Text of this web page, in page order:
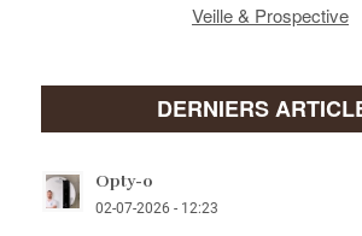
Veille & Prospective
DERNIERS
Opty-o
02-07-2026 - 12:23